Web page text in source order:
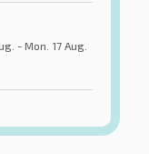
- Mon. 17 Aug.